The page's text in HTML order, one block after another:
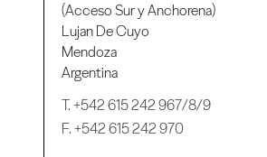
(Acceso Sur y Anchorena)
Lujan De Cuyo
Mendoza
Argentina
T.+542 615 242 967/8/9
F. +542 615 242 970